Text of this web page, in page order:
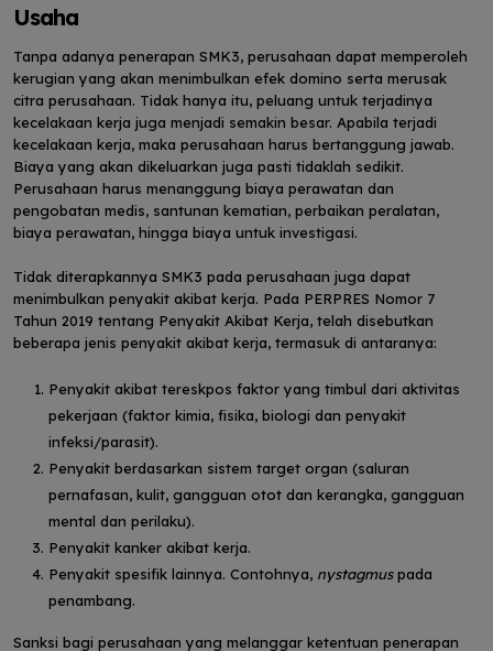
Usaha
Tanpa adanya penerapan SMK3, perusahaan dapat memperoleh
kerugian yang akan menimbulkan efek domino serta merusak
citra perusahaan. Tidak hanya itu, peluang untuk terjadinya
kecelakaan kerja juga menjadi semakin besar. Apabila terjadi
kecelakaan kerja, maka perusahaan harus bertanggung jawab.
Biaya yang akan dikeluarkan juga pasti tidaklah sedikit.
Perusahaan harus menanggung biaya perawatan dan
pengobatan medis, santunan kematian, perbaikan peralatan,
biaya perawatan, hingga biaya untuk investigasi.
Tidak diterapkannya SMK3 pada perusahaan juga dapat
menimbulkan penyakit akibat kerja. Pada PERPRES Nomor 7
Tahun 2019 tentang Penyakit Akibat Kerja, telah disebutkan
beberapa jenis penyakit akibat kerja, termasuk di antaranya:
Penyakit akibat tereskpos faktor yang timbul dari aktivitas
pekerjaan (faktor kimia, fisika, biologi dan penyakit
infeksi/parasit).
Penyakit berdasarkan sistem target organ (saluran
pernafasan, kulit, gangguan otot dan kerangka, gangguan
mental dan perilaku).
Penyakit kanker akibat kerja.
Penyakit spesifik lainnya. Contohnya, nystagmuspada
penambang.
Sanksi bagi perusahaan yang melanggar ketentuan penerapan